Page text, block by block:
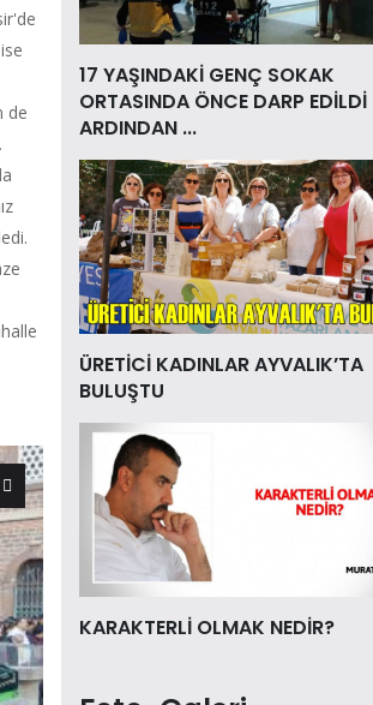
de
17 YAŞINDAKİ GENÇ SOKAK
ORTASINDA ÖNCE DARP EDİLDİ
ARDINDAN ...
ÜRETİCİ KADINLAR AYVALIK’TA
BULUŞTU
KARAKTERLİ OLMAK NEDİR?